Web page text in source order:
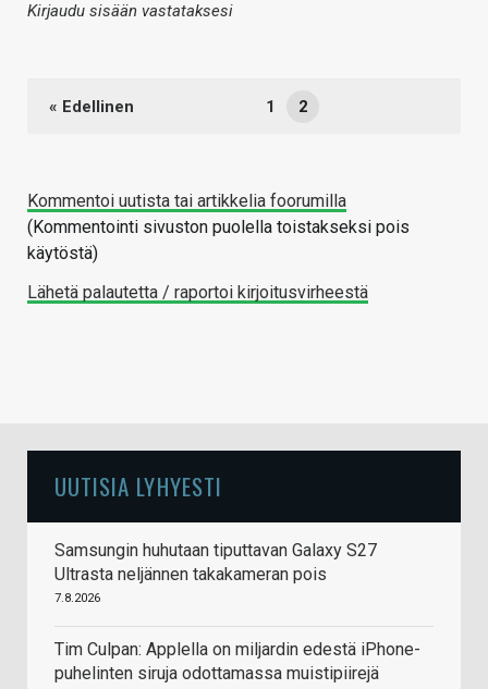
Kirjaudu sisään vastataksesi
« Edellinen 1 2
Kommentoi uutista tai artikkelia foorumilla
(Kommentointi sivuston puolella toistakseksi pois
käytöstä)
Lähetä palautetta / raportoi kirjoitusvirheestä
UUTISIA LYHYESTI
Samsungin huhutaan tiputtavan Galaxy S27
Ultrasta neljännen takakameran pois
7.8.2026
Tim Culpan: Applella on miljardin edestä iPhone-
puhelinten siruja odottamassa muistipiirejä